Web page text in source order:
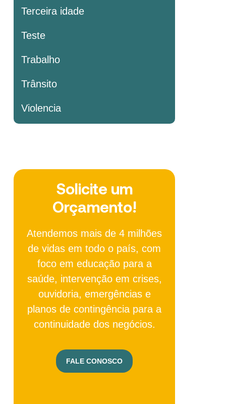
Terceira idade
Teste
Trabalho
Trânsito
Violencia
Solicite um
Orçamento!
Atendemos mais de 4 milhões
de vidas em todo o país, com
foco em educação para a
saúde, intervenção em crises,
ouvidoria, emergências e
planos de contingência para a
continuidade dos negócios.
FALE CONOSCO